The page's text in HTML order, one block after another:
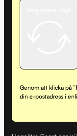
Genom att klicka på
din e-postadress i